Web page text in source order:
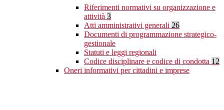
Riferimenti normativi su organizzazione e
attività 3
Atti amministrativi generali 26
Documenti di programmazione strategico-
gestionale
Statuti e leggi regionali
Codice disciplinare e codice di condotta 12
Oneri informativi per cittadini e imprese